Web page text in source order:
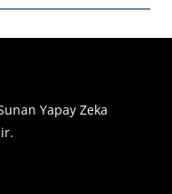
Yapay Zeka